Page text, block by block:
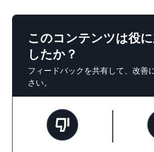
このコンテンツは役
したか？
フィードバックを共有して、改善
さい。